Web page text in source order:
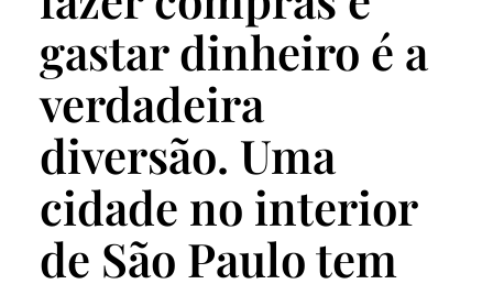
gastar dinheiro é a
verdadeira
diversão. Uma
cidade no interior
de São Paulo tem